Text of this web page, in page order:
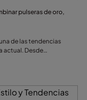
pulseras de oro,
de las tendencias
actual. Desde
sea casual o formal.
los consejos para
equilibrado y